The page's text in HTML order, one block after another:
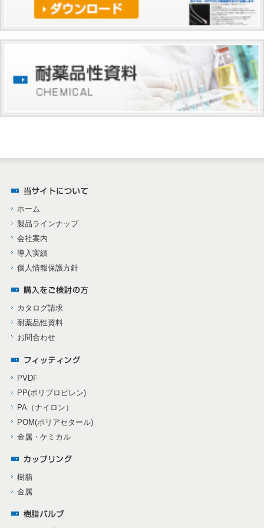
ホーム
製品ラインナップ
会社案内
導入実績
個人情報保護方針
カタログ請求
耐薬品性資料
お問合わせ
PVDF
PP(ポリプロピレン)
PA（ナイロン）
POM(ポリアセタール)
金属・ケミカル
樹脂
金属